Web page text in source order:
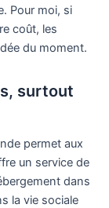
Pour moi, si
coût, les
du moment.
surtout
permet aux
un service de
dans
la vie sociale